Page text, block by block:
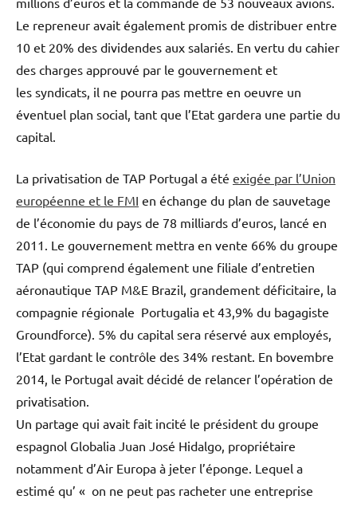
Le repreneur avait également promis de distribuer entre
10 et 20% des dividendes aux salariés. En vertu du cahier
des charges approuvé par le gouvernement et
les syndicats, il ne pourra pas mettre en oeuvre un
éventuel plan social, tant que l’Etat gardera une partie du
capital.
La privatisation de TAP Portugal a été exigée par l’Union
européenne et le FMI en échange du plan de sauvetage
de l’économie du pays de 78 milliards d’euros, lancé en
2011. Le gouvernement mettra en vente 66% du groupe
TAP (qui comprend également une filiale d’entretien
aéronautique TAP M&E Brazil, grandement déficitaire, la
compagnie régionale Portugalia et 43,9% du bagagiste
Groundforce). 5% du capital sera réservé aux employés,
l’Etat gardant le contrôle des 34% restant. En bovembre
2014, le Portugal avait décidé de relancer l’opération de
privatisation.
Un partage qui avait fait incité le président du groupe
espagnol Globalia Juan José Hidalgo, propriétaire
notamment d’Air Europa à jeter l’éponge. Lequel a
estimé qu’ « on ne peut pas racheter une entreprise